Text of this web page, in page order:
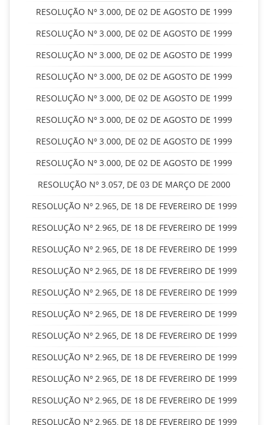
RESOLUÇÃO Nº 3.000, DE 02 DE AGOSTO DE 1999
RESOLUÇÃO Nº 3.000, DE 02 DE AGOSTO DE 1999
RESOLUÇÃO Nº 3.000, DE 02 DE AGOSTO DE 1999
RESOLUÇÃO Nº 3.000, DE 02 DE AGOSTO DE 1999
RESOLUÇÃO Nº 3.000, DE 02 DE AGOSTO DE 1999
RESOLUÇÃO Nº 3.000, DE 02 DE AGOSTO DE 1999
RESOLUÇÃO Nº 3.000, DE 02 DE AGOSTO DE 1999
RESOLUÇÃO Nº 3.000, DE 02 DE AGOSTO DE 1999
RESOLUÇÃO Nº 3.057, DE 03 DE MARÇO DE 2000
RESOLUÇÃO Nº 2.965, DE 18 DE FEVEREIRO DE 1999
RESOLUÇÃO Nº 2.965, DE 18 DE FEVEREIRO DE 1999
RESOLUÇÃO Nº 2.965, DE 18 DE FEVEREIRO DE 1999
RESOLUÇÃO Nº 2.965, DE 18 DE FEVEREIRO DE 1999
RESOLUÇÃO Nº 2.965, DE 18 DE FEVEREIRO DE 1999
RESOLUÇÃO Nº 2.965, DE 18 DE FEVEREIRO DE 1999
RESOLUÇÃO Nº 2.965, DE 18 DE FEVEREIRO DE 1999
RESOLUÇÃO Nº 2.965, DE 18 DE FEVEREIRO DE 1999
RESOLUÇÃO Nº 2.965, DE 18 DE FEVEREIRO DE 1999
RESOLUÇÃO Nº 2.965, DE 18 DE FEVEREIRO DE 1999
RESOLUÇÃO Nº 2.965, DE 18 DE FEVEREIRO DE 1999